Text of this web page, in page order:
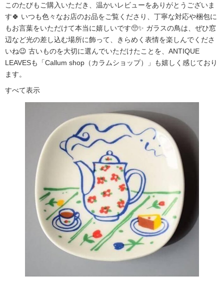
このたびもご購入いただき、温かいレビューをありがとうございま
す🍀 いつも色々なお店のお品をご覧くださり、丁寧な対応や梱包に
もお言葉をいただけて本当に嬉しいです🥺✨ ガラスの鳥は、ぜひ窓
辺など光の差し込む場所に飾って、きらめく表情を楽しんでくださ
いね😉 古いものを大切に選んでいただけたことを、ANTIQUE
LEAVESも「Callum shop（カラムショップ）」も嬉しく感じており
ます。
すべて表示